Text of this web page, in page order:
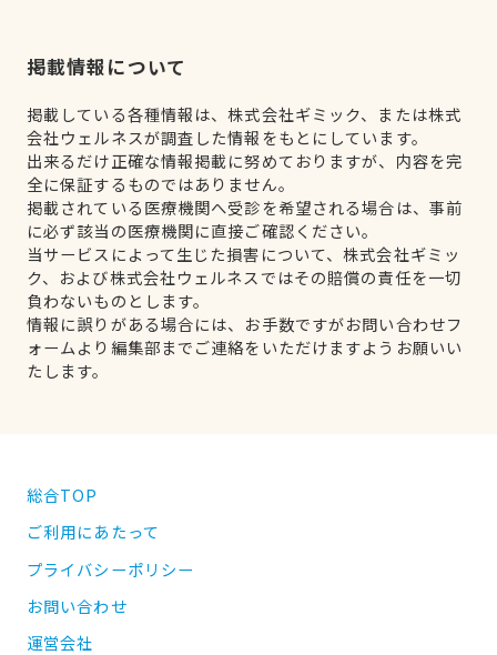
掲載情報について
掲載している各種情報は、株式会社ギミック、または株式
会社ウェルネスが調査した情報をもとにしています。
出来るだけ正確な情報掲載に努めておりますが、内容を完
全に保証するものではありません。
掲載されている医療機関へ受診を希望される場合は、事前
に必ず該当の医療機関に直接ご確認ください。
当サービスによって生じた損害について、株式会社ギミッ
ク、および株式会社ウェルネスではその賠償の責任を一切
負わないものとします。
情報に誤りがある場合には、お手数ですがお問い合わせフ
ォームより編集部までご連絡をいただけますようお願いい
たします。
総合TOP
ご利用にあたって
プライバシーポリシー
お問い合わせ
運営会社